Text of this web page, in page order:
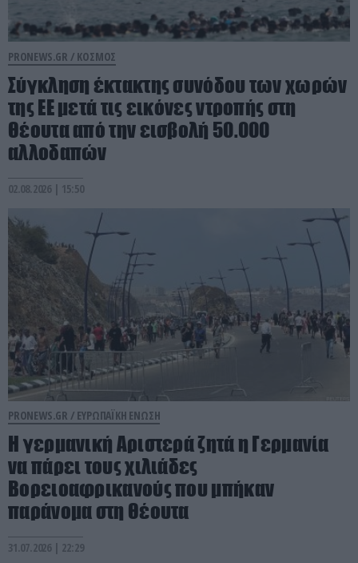
PRONEWS.GR / ΚΟΣΜΟΣ
Σύγκληση έκτακτης συνόδου των χωρών
της ΕΕ μετά τις εικόνες ντροπής στη
Θέουτα από την εισβολή 50.000
αλλοδαπών
02.08.2026 | 15:50
PRONEWS.GR / ΕΥΡΩΠΑΪΚΗ ΕΝΩΣΗ
Η γερμανική Αριστερά ζητά η Γερμανία
να πάρει τους χιλιάδες
Βορειοαφρικανούς που μπήκαν
παράνομα στη Θέουτα
31.07.2026 | 22:29